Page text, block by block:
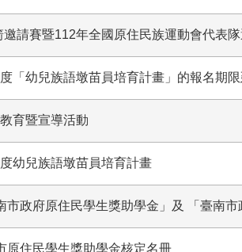
請賽暨112年全國原住民族運動會代表
「幼兒族語墩苗員培育計畫」的報名期
育暨宣導活動
幼兒族語墩苗員培育計畫
市政府原住民學生獎助學金」及 「臺南
原住民學生獎助學金核定名冊